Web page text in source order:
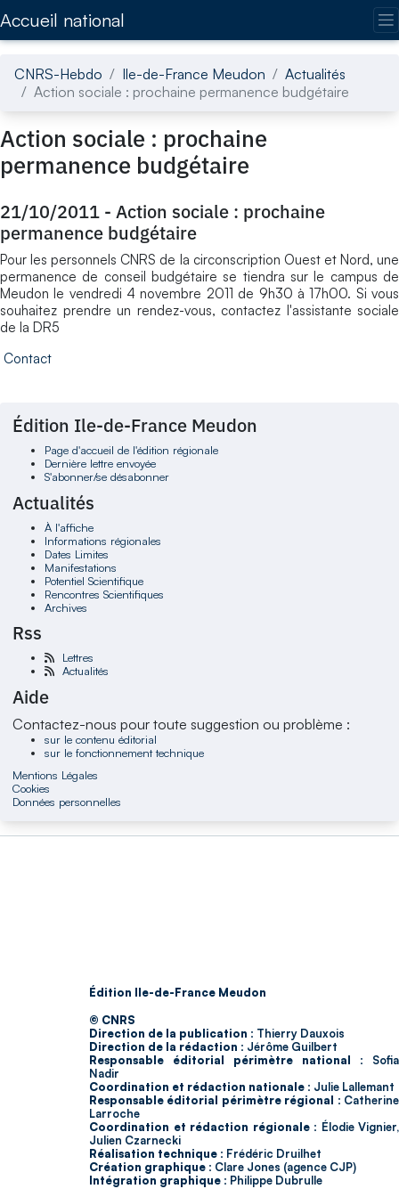
Accueil national
CNRS-Hebdo Ile-de-France Meudon
Actualités
Action sociale : prochaine permanence budgétaire
Action sociale : prochaine
permanence budgétaire
21/10/2011 - Action sociale : prochaine
permanence budgétaire
Pour les personnels CNRS de la circonscription Ouest et Nord, une
permanence de conseil budgétaire se tiendra sur le campus de
Meudon le vendredi 4 novembre 2011 de 9h30 à 17h00. Si vous
souhaitez prendre un rendez-vous, contactez l'assistante sociale
de la DR5
Contact
Édition Ile-de-France Meudon
Page d'accueil de l'édition régionale
Dernière lettre envoyée
S'abonner/se désabonner
Actualités
À l'affiche
Informations régionales
Dates Limites
Manifestations
Potentiel Scientifique
Rencontres Scientifiques
Archives
Rss
Lettres
Actualités
Aide
Contactez-nous pour toute suggestion ou problème :
sur le contenu éditorial
sur le fonctionnement technique
Mentions Légales
Cookies
Données personnelles
Édition Ile-de-France Meudon
© CNRS
Direction de la publication : Thierry Dauxois
Direction de la rédaction : Jérôme Guilbert
Responsable éditorial périmètre national : Sofia
Nadir
Coordination et rédaction nationale : Julie Lallemant
Responsable éditorial périmètre régional : Catherine
Larroche
Coordination et rédaction régionale : Élodie Vignier,
Julien Czarnecki
Réalisation technique : Frédéric Druilhet
Création graphique : Clare Jones (agence CJP)
Intégration graphique : Philippe Dubrulle